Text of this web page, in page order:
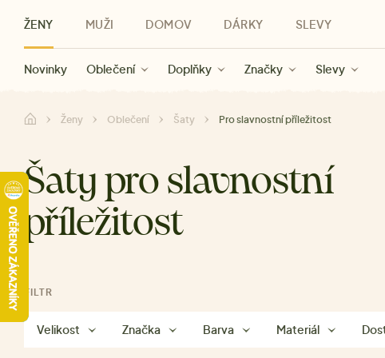
ŽENY
Novinky Oblečení Doplňky Značky Slevy
MUŽI
Novinky Oblečení Značky Slevy
DOMOV
Kategorie Značky Slevy
DÁRKY
Pro ženy Pro muže Pro děti Pro všechny
SLEVY
Slevy ženy Slevy muži
Ženy Oblečení Šaty Pro slavnostní příležitost
Šaty pro slavnostní
příležitost
FILTR
Velikost Značka Barva Materiál